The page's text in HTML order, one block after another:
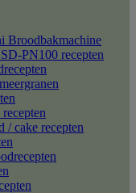
Broodbakmachine
PN100 recepten
/ cake recepten